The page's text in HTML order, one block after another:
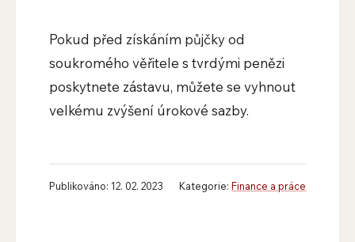
Pokud před získáním půjčky od
soukromého věřitele s tvrdými penězi
poskytnete zástavu, můžete se vyhnout
velkému zvýšení úrokové sazby.
Publikováno: 12. 02. 2023 Kategorie:Finance a práce